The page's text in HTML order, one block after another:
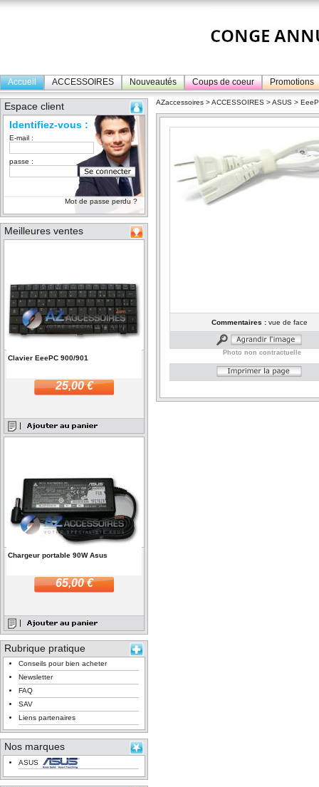
Accueil ACCESSOIRES Nouveautés Coups de coeur Promotions
Espace client
Identifiez-vous :
E-mail :
passe :
Mot de passe perdu ?
Meilleures ventes
Clavier EeePC 900/901
25,00 €
Chargeur portable 90W Asus
65,00 €
Rubrique pratique
Conseils pour bien acheter
Newsletter
FAQ
SAV
Liens partenaires
Nos marques
ASUS
AZaccessoires >ACCESSOIRES >ASUS >
Commentaires :vue de face
Photo non contractuelle